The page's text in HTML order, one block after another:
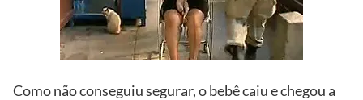
Como não conseguiu segurar, o bebê caiu e chegou a